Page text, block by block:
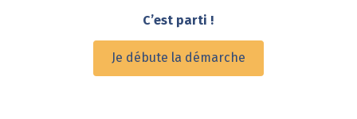
C’est parti !
Je débute la démarche